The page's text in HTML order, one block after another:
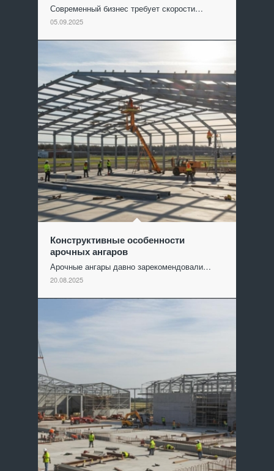
Современный бизнес требует скорости…
05.09.2025
Конструктивные особенности
арочных ангаров
Арочные ангары давно зарекомендовали…
20.08.2025